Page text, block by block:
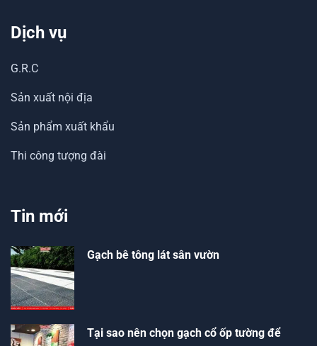
Dịch vụ
G.R.C
Sản xuất nội địa
Sản phẩm xuất khẩu
Thi công tượng đài
Tin mới
Gạch bê tông lát sân vườn
Tại sao nên chọn gạch cổ ốp tường để